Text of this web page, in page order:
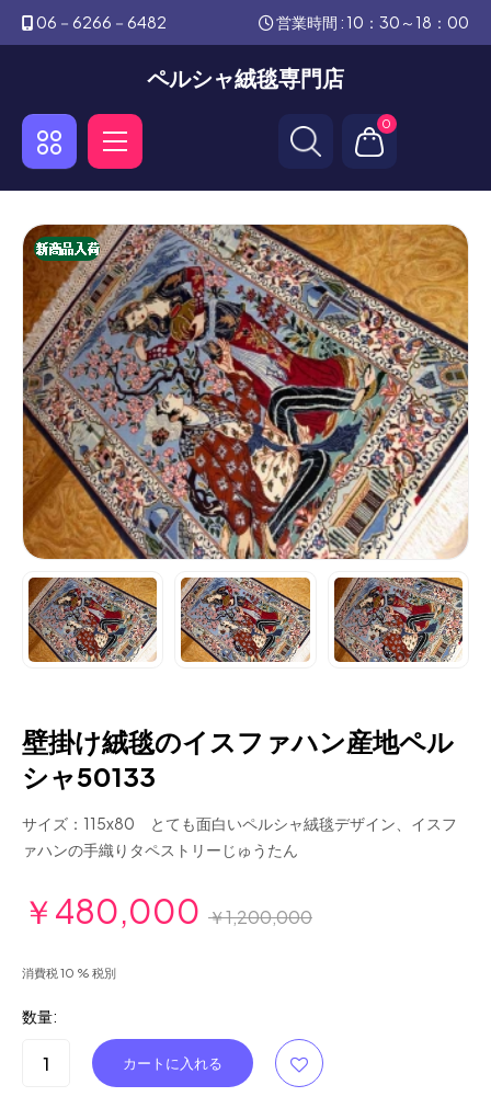
06－6266－6482 営業時間 : 10：30～18：00
ペルシャ絨毯専門店
0
壁掛け絨毯のイスファハン産地ペル
シャ50133
サイズ：115x80 とても面白いペルシャ絨毯デザイン、イスフ
ァハンの手織りタペストリーじゅうたん
￥480,000 ￥1,200,000
消費税 10 % 税別
数量: